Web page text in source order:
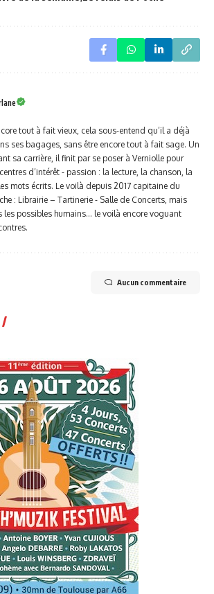
tout à fait vieux, cela sous-entend qu’il a déjà
ses bagages, sans être encore tout à fait sage. Un
sa carrière, il finit par se poser à Verniolle pour
d’intérêt - passion : la lecture, la chanson, la
mots écrits. Le voilà depuis 2017 capitaine du
: Librairie – Tartinerie - Salle de Concerts, mais
les possibles humains… le voilà encore voguant
Aucun commentaire